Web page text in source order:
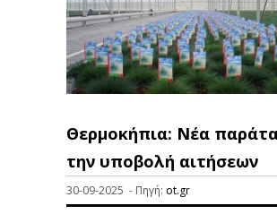
Θερμοκήπια: Νέα
την υποβολή αιτήσεων
30-09-2025 - Πηγή: ot.gr